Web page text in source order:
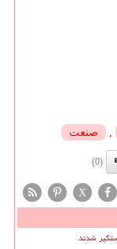
, صنعت
(0)
X